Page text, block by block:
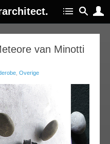
van Minotti
Overige